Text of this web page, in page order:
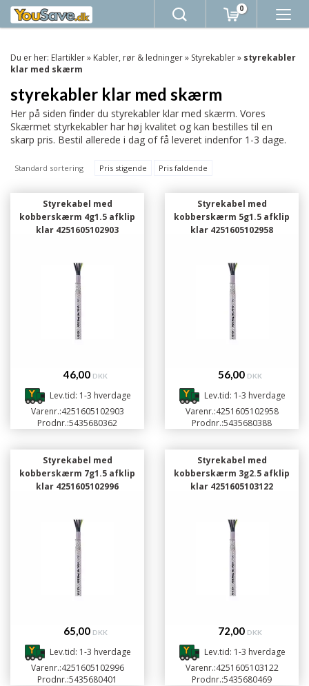
0
Du er her: Elartikler» Kabler, rør & ledninger» Styrekabler» styrekabler
klar med skærm
styrekabler klar med skærm
Her på siden finder du styrekabler klar med skærm. Vores
Skærmet styrkekabler har høj kvalitet og kan bestilles til en
skarp pris. Bestil allerede i dag of få leveret indenfor 1-3 dage.
Standard sortering Pris stigende Pris faldende
Styrekabel med
kobberskærm 4g1.5 afklip
klar 4251605102903
46,00 DKK
Lev.tid: 1-3 hverdage
Varenr.:4251605102903
Prodnr.:5435680362
Styrekabel med
kobberskærm 5g1.5 afklip
klar 4251605102958
56,00 DKK
Lev.tid: 1-3 hverdage
Varenr.:4251605102958
Prodnr.:5435680388
Styrekabel med
kobberskærm 7g1.5 afklip
klar 4251605102996
65,00 DKK
Lev.tid: 1-3 hverdage
Varenr.:4251605102996
Prodnr.:5435680401
Styrekabel med
kobberskærm 3g2.5 afklip
klar 4251605103122
72,00 DKK
Lev.tid: 1-3 hverdage
Varenr.:4251605103122
Prodnr.:5435680469